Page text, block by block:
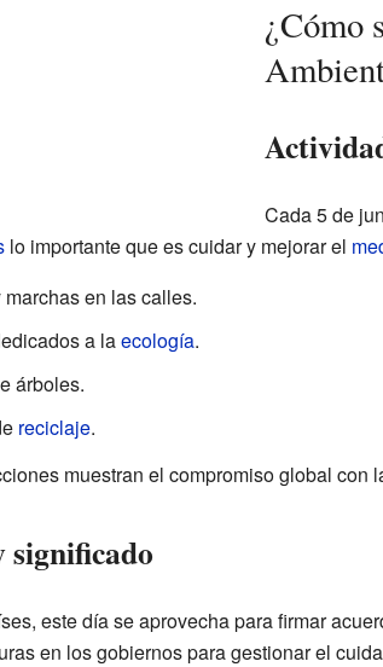
¿Cómo
Cada 5 de
lo importante que es cuidar y mejorar el
en las calles.
a laecología.
árboles.
reciclaje.
muestran el compromiso global con
este día se aprovecha para firmar
en los gobiernos para gestionar el